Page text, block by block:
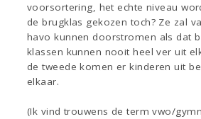
voorsortering, het echte niveau
de brugklas gekozen toch? Ze zal
havo kunnen doorstromen als dat
klassen kunnen nooit heel ver uit
de tweede komen er kinderen uit
elkaar.
(Ik vind trouwens de term vwo/